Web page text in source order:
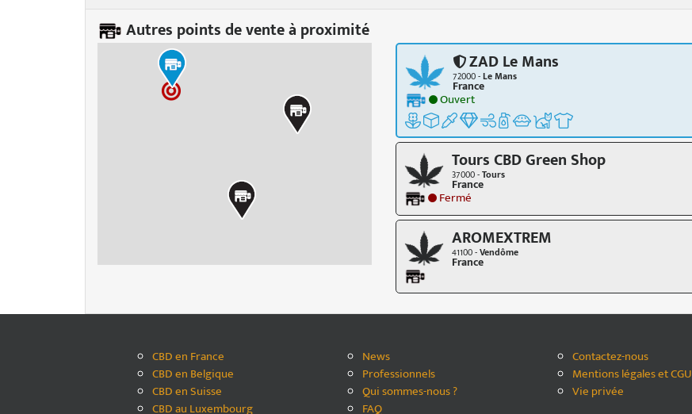
Autres points de vente à proximité
ZAD Le Mans
72000 -Le Mans
France
Ouvert
Tours CBD Green Shop
37000 -Tours
France
Fermé
AROMEXTREM
41100 -Vendôme
France
CBD en France
CBD en Belgique
CBD en Suisse
CBD au Luxembourg
News
Professionnels
Qui sommes-nous ?
FAQ
Contactez-nous
Mentions légales et CGU
Vie privée